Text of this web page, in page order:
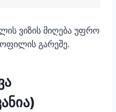
ვიზის მიღება უფრო
გარეშე.